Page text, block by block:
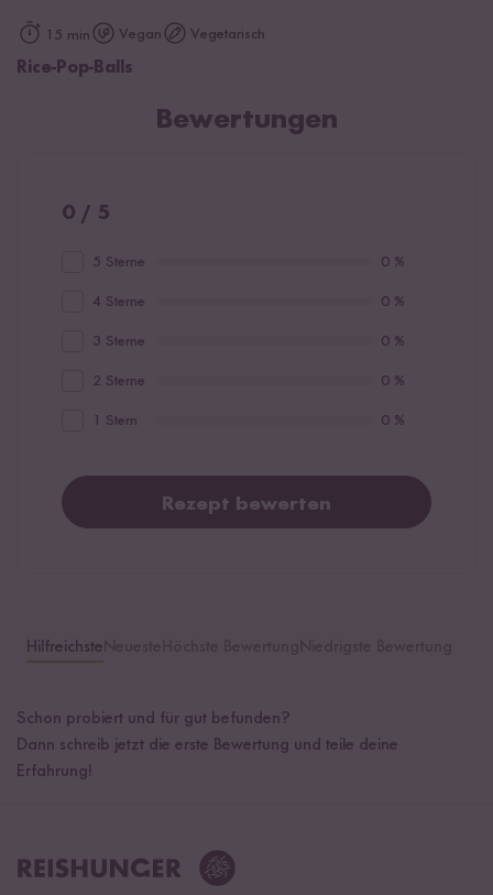
15 min Vegan Vegetarisch
Rice-Pop-Balls
Bewertungen
0 / 5
5 Sterne 0 %
4 Sterne 0 %
3 Sterne 0 %
2 Sterne 0 %
1 Stern 0 %
Rezept bewerten
Hilfreichste
Schon probiert und für gut befunden?
Dann schreib jetzt die erste Bewertung und teile deine
Erfahrung!